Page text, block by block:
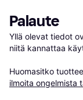
Palaute
Yllä olevat tiedot
niitä kannattaa
Huomasitko
ilmoita ongelmista